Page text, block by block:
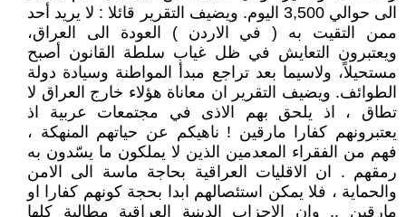
الى حوالي 3,500 اليوم. ويضيف التقرير قائلا : لا يريد أحد
ممن التقيت به ( في الاردن ) العودة الى العراق،
ويعتبرون التعايش في ظل غياب سلطة القانون أصبح
مستحيلاً، ولاسيما بعد تراجع مبدأ المواطنة وسيادة دولة
الطوائف. ويضيف التقرير ان معاناة هؤلاء خارج العراق لا
تطاق ، اذ يلحق بهم الاذى في مجتمعات عربية اذ
يعتبرونهم كفارا مارقين ! ناهيكم عن حياتهم المنهكة ،
فهم من الفقراء المعدمين الذين لا يملكون ما يسّدون به
رمقهم . ان الاقليات العراقية بحاجة ماسة الى الامن
والحماية ، فلا يمكن استئصالهم ابدا بحجة كونهم كفارا او
مارقين .. وان الاحزاب الدينية العراقية مطالبة كلها